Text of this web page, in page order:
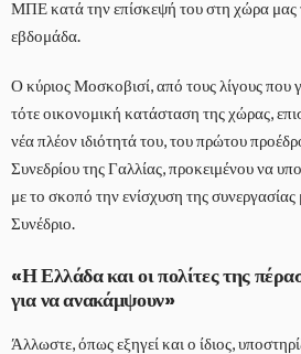
ΜΠΕ κατά την επίσκεψή του στη χώρα μας
εβδομάδα.
Ο κύριος Μοσκοβισί, από τους λίγους που
τότε οικονομική κατάσταση της χώρας,
νέα πλέον ιδιότητά του, του πρώτου
Συνεδρίου της Γαλλίας, προκειμένου να
με το σκοπό την ενίσχυση της συνεργασίας
Συνέδριο.
«Η Ελλάδα και οι πολίτες της
για να ανακάμψουν»
Άλλωστε, όπως εξηγεί και ο ίδιος,